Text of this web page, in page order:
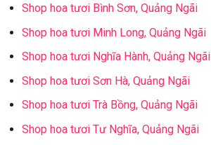
Shop hoa tươi Bình Sơn, Quảng Ngãi
Shop hoa tươi Minh Long, Quảng Ngãi
Shop hoa tươi Nghĩa Hành, Quảng Ngãi
Shop hoa tươi Sơn Hà, Quảng Ngãi
Shop hoa tươi Trà Bồng, Quảng Ngãi
Shop hoa tươi Tư Nghĩa, Quảng Ngãi